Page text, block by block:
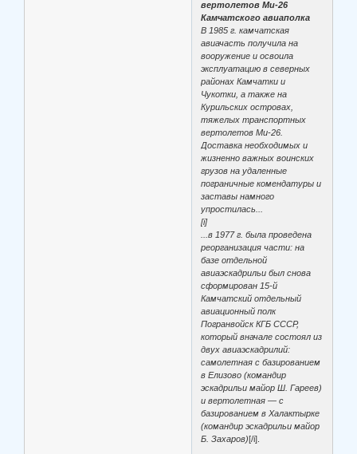
вертолетов Ми-26
Камчатского авиаполка
В 1985 г. камчатская
авиачасть получила на
вооружение и освоила
эксплуатацию в северных
районах Камчатки и
Чукотки, а также на
Курильских островах,
тяжелых транспортных
вертолетов Ми-26.
Доставка необходимых и
жизненно важных воинских
грузов на удаленные
пограничные комендатуры и
заставы намного
упростилась...
[i]
...в 1977 г. была проведена
реорганизация части: на
базе отдельной
авиаэскадрильи был снова
сформирован 15-й
Камчатский отдельный
авиационный полк
Погранвойск КГБ СССР,
который вначале состоял из
двух авиаэскадрилий:
самолетная с базированием
в Елизово (командир
эскадрильи майор Ш. Гареев)
и вертолетная — с
базированием в Халактырке
(командир эскадрильи майор
Б. Захаров)[/i].